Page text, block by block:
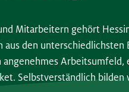
Mitarbeitern gehört
aus den
Selbstverständlich bilden